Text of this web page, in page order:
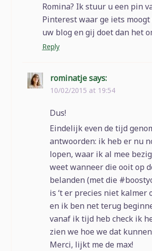
Romina? Ik stuur u een pin
Pinterest waar ge iets moogt
uw blog en gij doet dan het
Reply
rominatje says:
10/02/2015 at 19:54
Dus!
Eindelijk even de tijd
antwoorden: ik heb er nu
lopen, waar ik al mee
weet wanneer die ooit op
belanden (met die
is ‘t er precies niet kalmer
en ik ben net terug
vanaf ik tijd heb check ik
zien we hoe we dat
Merci, lijkt me de max!